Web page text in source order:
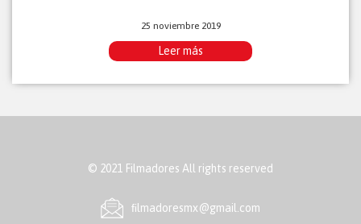
25 noviembre 2019
Leer más
© 2021 Filmadores All rights reserved
ﬁlmadoresmx@gmail.com